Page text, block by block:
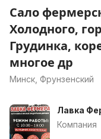
Сало
Холодного,
Грудинка,
многое др
Минск, Фрунзенский
Лавка
Компания